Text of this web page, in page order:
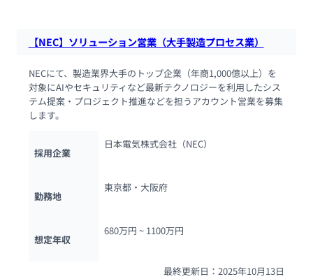
【NEC】ソリューション営業（大手製造プロセス業）
NECにて、製造業界大手のトップ企業（年商1,000億以上）を
対象にAIやセキュリティなど最新テクノロジーを利用したシス
テム提案・プロジェクト推進などを担うアカウント営業を募集
します。
採用企業
日本電気株式会社（NEC）
勤務地
東京都・大阪府
想定年収
680万円 ~ 1100万円
最終更新日：2025年10月13日